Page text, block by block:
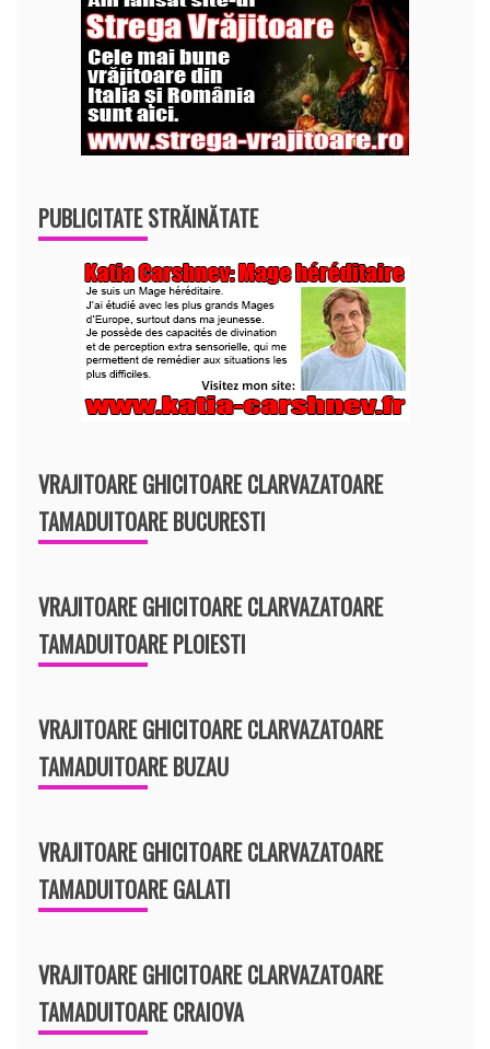
PUBLICITATE STRĂINĂTATE
VRAJITOARE GHICITOARE CLARVAZATOARE
TAMADUITOARE BUCURESTI
VRAJITOARE GHICITOARE CLARVAZATOARE
TAMADUITOARE PLOIESTI
VRAJITOARE GHICITOARE CLARVAZATOARE
TAMADUITOARE BUZAU
VRAJITOARE GHICITOARE CLARVAZATOARE
TAMADUITOARE GALATI
VRAJITOARE GHICITOARE CLARVAZATOARE
TAMADUITOARE CRAIOVA